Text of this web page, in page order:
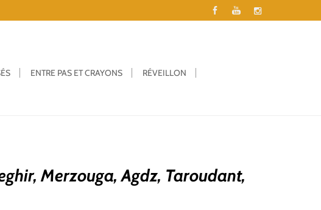
ENTRE PAS ET CRAYONS
RÉVEILLON
Merzouga, Agdz, Taroudant,